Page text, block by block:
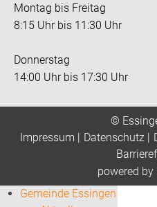
Montag bis Freitag
8:15 Uhr bis 11:30 Uhr
Donnerstag
14:00 Uhr bis 17:30 Uhr
©
Impressum | Datenschutz|
powered by
Gemeinde Essingen